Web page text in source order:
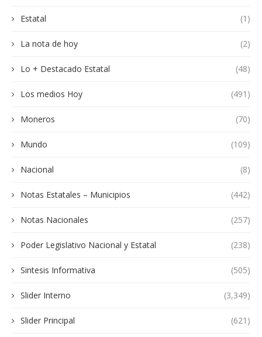
Estatal (1)
La nota de hoy (2)
Lo + Destacado Estatal (48)
Los medios Hoy (491)
Moneros (70)
Mundo (109)
Nacional (8)
Notas Estatales – Municipios (442)
Notas Nacionales (257)
Poder Legislativo Nacional y Estatal (238)
Sintesis Informativa (505)
Slider Interno (3,349)
Slider Principal (621)